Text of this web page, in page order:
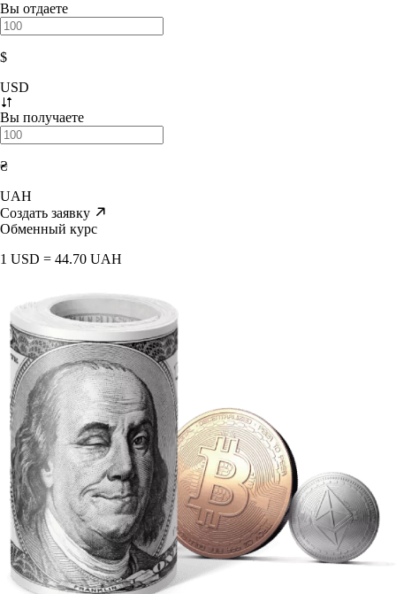
Вы отдаете
$
USD
Вы получаете
₴
UAH
Создать заявку
Обменный курс
1 USD = 44.70 UAH